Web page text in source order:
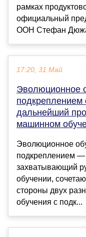
рамках
официальный
ООН Стефан
17:20, 31 Май
Эволюционное
подкреплением
дальнейший
машинном
Эволюционное
подкреплением —
захватывающий
обучении,
стороны двух
обучения с подк...